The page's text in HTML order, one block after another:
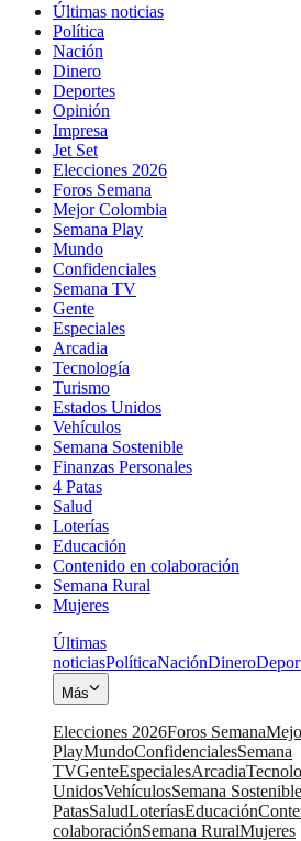
Últimas noticias
Política
Nación
Dinero
Deportes
Opinión
Impresa
Jet Set
Elecciones 2026
Foros Semana
Mejor Colombia
Semana Play
Mundo
Confidenciales
Semana TV
Gente
Especiales
Arcadia
Tecnología
Turismo
Estados Unidos
Vehículos
Semana Sostenible
Finanzas Personales
4 Patas
Salud
Loterías
Educación
Contenido en colaboración
Semana Rural
Mujeres
Últimas
noticiasPolíticaNaciónDinero
Más
Elecciones 2026Foros Semana
PlayMundoConfidencialesSemana
TVGenteEspecialesArcadia
UnidosVehículosSemana Sostenible
PatasSaludLoteríasEducación
colaboraciónSemana RuralMujeres